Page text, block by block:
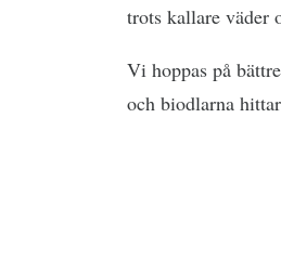
trots kallare väder
Vi hoppas på
och biodlarna